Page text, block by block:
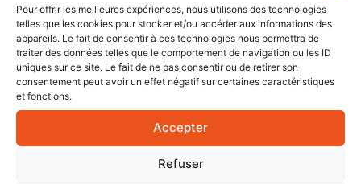
Pour offrir les meilleures expériences, nous utilisons des technologies
telles que les cookies pour stocker et/ou accéder aux informations des
appareils. Le fait de consentir à ces technologies nous permettra de
traiter des données telles que le comportement de navigation ou les ID
uniques sur ce site. Le fait de ne pas consentir ou de retirer son
consentement peut avoir un effet négatif sur certaines caractéristiques
et fonctions.
Accepter
Refuser
CONTACT
RobinBertrand
Chargé de production, de médiation et
de diffusion dans le champ social
07 81 83 24 45
robinbertrand@cinemas93.org